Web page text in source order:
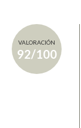
VALORACIÓN
92/100